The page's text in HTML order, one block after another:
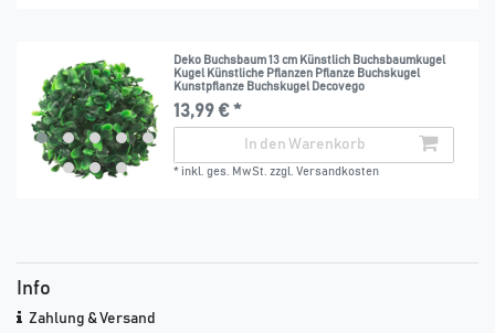
Deko Buchsbaum 13 cm Künstlich Buchsbaumkugel
Kugel Künstliche Pflanzen Pflanze Buchskugel
Kunstpflanze Buchskugel Decovego
13,99 € *
In den Warenkorb
* inkl. ges. MwSt. zzgl.Versandkosten
Info
Zahlung & Versand